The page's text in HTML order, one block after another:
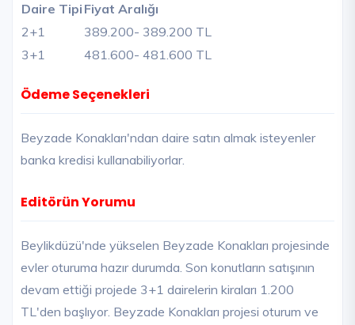
Daire Tipi Fiyat Aralığı
2+1
389.200- 389.200 TL
3+1
481.600- 481.600 TL
Ödeme Seçenekleri
Beyzade Konakları'ndan daire satın almak isteyenler
banka kredisi kullanabiliyorlar.
Editörün Yorumu
Beylikdüzü'nde yükselen Beyzade Konakları projesinde
evler oturuma hazır durumda. Son konutların satışının
devam ettiği projede 3+1 dairelerin kiraları 1.200
TL'den başlıyor. Beyzade Konakları projesi oturum ve